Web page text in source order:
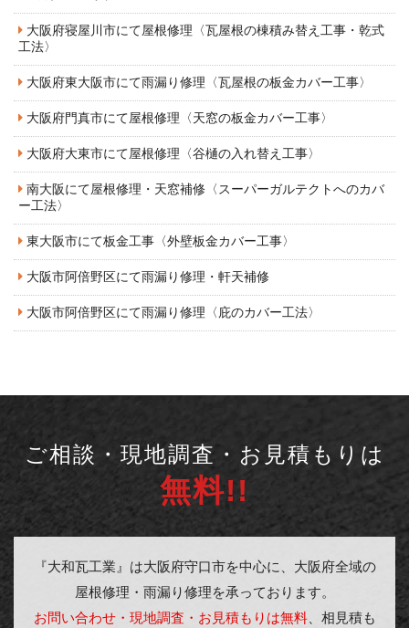
大阪府寝屋川市にて屋根修理〈瓦屋根の棟積み替え工事・乾式
工法〉
大阪府東大阪市にて雨漏り修理〈瓦屋根の板金カバー工事〉
大阪府門真市にて屋根修理〈天窓の板金カバー工事〉
大阪府大東市にて屋根修理〈谷樋の入れ替え工事〉
南大阪にて屋根修理・天窓補修〈スーパーガルテクトへのカバ
ー工法〉
東大阪市にて板金工事〈外壁板金カバー工事〉
大阪市阿倍野区にて雨漏り修理・軒天補修
大阪市阿倍野区にて雨漏り修理〈庇のカバー工法〉
ご相談・現地調査・お見積もりは
無料!!
『大和瓦工業』は大阪府守口市を中心に、大阪府全域の
屋根修理・雨漏り修理を承っております。
お問い合わせ・現地調査・お見積もりは無料、相見積も